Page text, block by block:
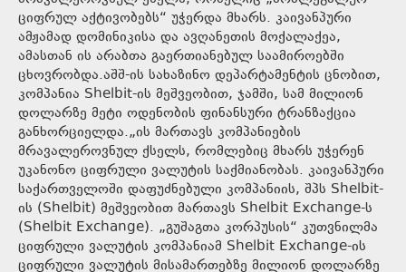
ციფრულ აქტივობებს“ უჭერდა მხარს. კაივანპური
ამჟამად დომინიკისა და ავღანეთის მოქალაქეა,
ამასთან ის არაბთა გაერთიანებულ საამიროებში
ცხოვრობდა.აშშ-ის სახაზინო დეპარტამენტის ცნობით,
კომპანია Shelbit-ის მეშვეობით, ჯამში, სამ მილიონ
დოლარზე მეტი ოდენობის ფინანსური ტრანზაქცია
განხორციელდა.„ის მართავს კომპანიების
მრავალეროვნულ ქსელს, რომლებიც მხარს უჭერენ
უკანონო ციფრული ვალუტის საქმიანობას. კაივანპური
საქართველოში დაფუძნებული კომპანიის, შპს Shelbit-
ის (Shelbit) მეშვეობით მართავს Shelbit Exchange-ს
(Shelbit Exchange). „გუშაგთა კორპუსის“ კუთვნილმა
ციფრული ვალუტის კომპანიამ Shelbit Exchange-ის
ციფრული ვალუტის მისამართებზე მილიონ დოლარზე